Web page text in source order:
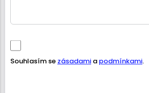
Souhlasím se zásadami a podmínkami.